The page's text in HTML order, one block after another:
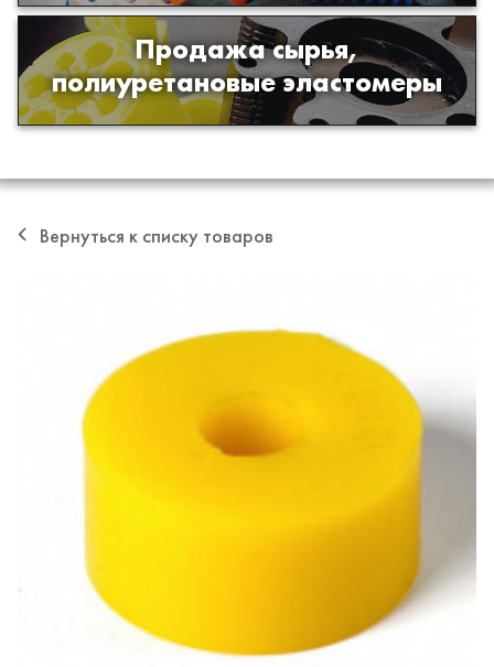
Продажа сырья,
полиуретановые эластомеры
Продажа сырья для производства
изделий из полиуретана
Вернуться к списку товаров